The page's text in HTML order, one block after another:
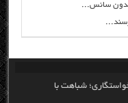
شباهت با